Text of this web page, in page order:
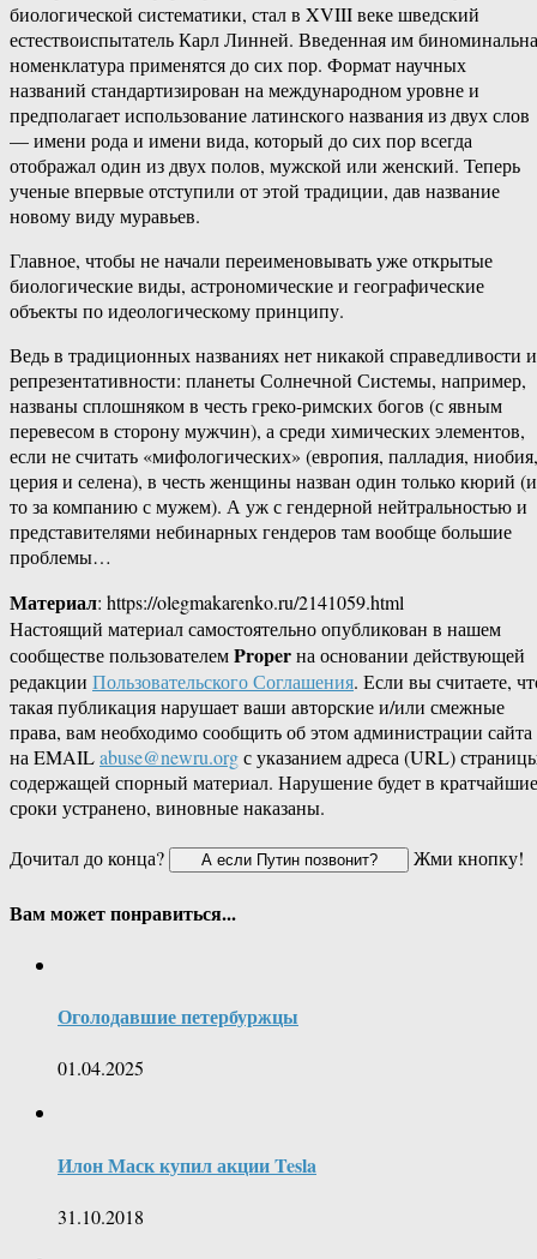
биологической систематики, стал в XVIII веке шведский
естествоиспытатель Карл Линней. Введенная им
номенклатура применятся до сих пор. Формат научных
названий стандартизирован на международном уровне и
предполагает использование латинского названия из двух слов
— имени рода и имени вида, который до сих пор всегда
отображал один из двух полов, мужской или женский. Теперь
ученые впервые отступили от этой традиции, дав название
новому виду муравьев.
Главное, чтобы не начали переименовывать уже открытые
биологические виды, астрономические и географические
объекты по идеологическому принципу.
Ведь в традиционных названиях нет никакой справедливости и
репрезентативности: планеты Солнечной Системы, например,
названы сплошняком в честь греко-римских богов (с явным
перевесом в сторону мужчин), а среди химических элементов,
если не считать «мифологических» (европия, палладия, ниобия,
церия и селена), в честь женщины назван один только кюрий (и
то за компанию с мужем). А уж с гендерной нейтральностью и
представителями небинарных гендеров там вообще большие
проблемы…
Материал: https://olegmakarenko.ru/2141059.html
Настоящий материал самостоятельно опубликован в нашем
сообществе пользователемProperна основании действующей
редакции Пользовательского Соглашения. Если вы считаете,
такая публикация нарушает ваши авторские и/или смежные
права, вам необходимо сообщить об этом администрации сайта
на EMAILabuse@newru.orgс указанием адреса (URL)
содержащей спорный материал. Нарушение будет в кратчайшие
сроки устранено, виновные наказаны.
Дочитал до конца?
Жми кнопку!
Вам может понравиться...
Оголодавшие петербуржцы
01.04.2025
Илон Маск купил акции Tesla
31.10.2018